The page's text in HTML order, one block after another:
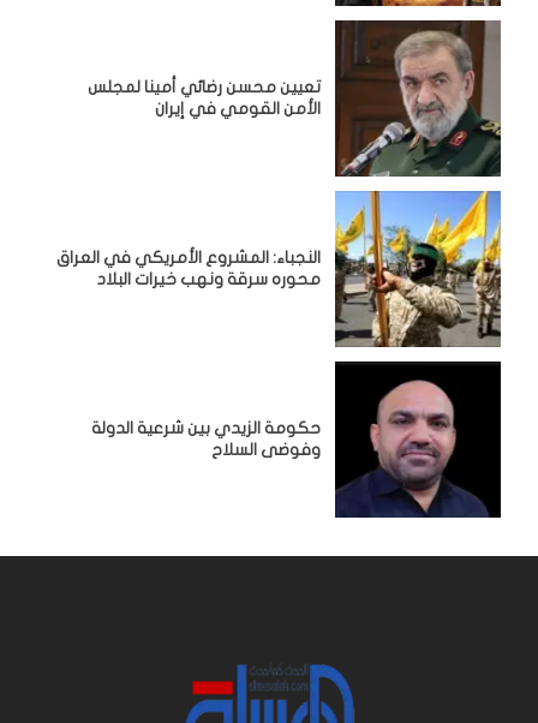
تعيين محسن رضائي أمينا لمجلس
الأمن القومي في إيران
النجباء: المشروع الأمريكي في العراق
محوره سرقة ونهب خيرات البلاد
حكومة الزيدي بين شرعية الدولة
وفوضى السلاح